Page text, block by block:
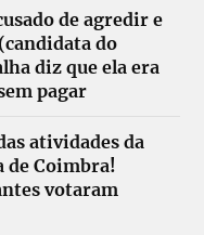
de agredir e
do
diz que ela era
pagar
atividades da
de Coimbra!
votaram